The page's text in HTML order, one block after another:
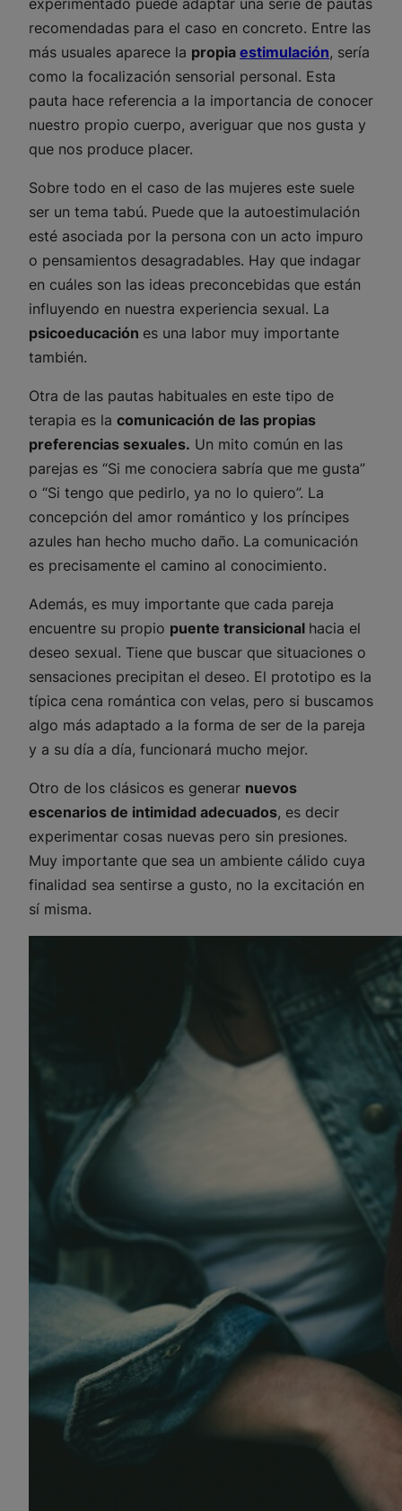
experimentado puede adaptar una serie de pautas
recomendadas para el caso en concreto. Entre las
más usuales aparece la propia estimulación, sería
como la focalización sensorial personal. Esta
pauta hace referencia a la importancia de conocer
nuestro propio cuerpo, averiguar que nos gusta y
que nos produce placer.
Sobre todo en el caso de las mujeres este suele
ser un tema tabú. Puede que la autoestimulación
esté asociada por la persona con un acto impuro
o pensamientos desagradables. Hay que indagar
en cuáles son las ideas preconcebidas que están
influyendo en nuestra experiencia sexual. La
psicoeducación es una labor muy importante
también.
Otra de las pautas habituales en este tipo de
terapia es la comunicación de las propias
preferencias sexuales. Un mito común en las
parejas es “Si me conociera sabría que me gusta”
o “Si tengo que pedirlo, ya no lo quiero”. La
concepción del amor romántico y los príncipes
azules han hecho mucho daño. La comunicación
es precisamente el camino al conocimiento.
Además, es muy importante que cada pareja
encuentre su propio puente transicional hacia el
deseo sexual. Tiene que buscar que situaciones o
sensaciones precipitan el deseo. El prototipo es la
típica cena romántica con velas, pero si buscamos
algo más adaptado a la forma de ser de la pareja
y a su día a día, funcionará mucho mejor.
Otro de los clásicos es generar nuevos
escenarios de intimidad adecuados, es decir
experimentar cosas nuevas pero sin presiones.
Muy importante que sea un ambiente cálido cuya
finalidad sea sentirse a gusto, no la excitación en
sí misma.